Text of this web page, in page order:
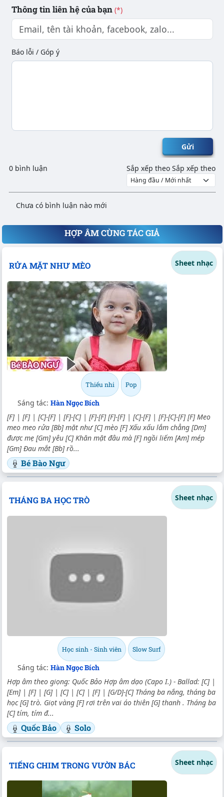
Thông tin liên hệ của bạn (*)
Báo lỗi / Góp ý
Gửi
0 bình luận Sắp xếp theo Sắp xếp theo
Chưa có bình luận nào mới
HỢP ÂM CÙNG TÁC GIẢ
RỬA MẶT NHƯ MÈO Sheet nhạc
Thiếu nhi Pop
Sáng tác: Hàn Ngọc Bích
[F] | [F] | [C]-[F] | [F]-[C] | [F]-[F] [F]-[F] | [C]-[F] | [F]-[C]-[F] [F] Meo
meo meo rửa [Bb] mặt như [C] mèo [F] Xấu xấu lắm chẳng [Dm]
được mẹ [Gm] yêu [C] Khăn mặt đâu mà [F] ngồi liếm [Am] mép
[Gm] Đau mắt [Bb] rồ...
Bé Bào Ngư
THÁNG BA HỌC TRÒ Sheet nhạc
Học sinh - Sinh viên Slow Surf
Sáng tác: Hàn Ngọc Bích
Hợp âm theo giọng: Quốc Bảo Hợp âm dạo (Capo I.) - Ballad: [C] |
[Em] | [F] | [G] | [C] | [C] | [F] | [G/D]-[C] Tháng ba nắng, tháng ba
học [G] trò. Giọt vàng [F] rơi trên vai áo thiên [G] thanh . Tháng ba
[C] tím, tím đ...
Quốc Bảo Solo
TIẾNG CHIM TRONG VƯỜN BÁC Sheet nhạc